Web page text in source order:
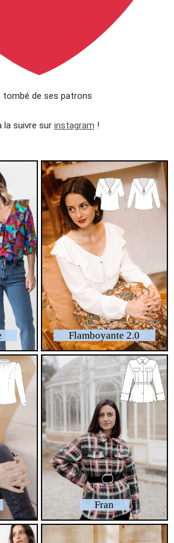
tombé de ses patrons
la suivre sur instagram !
Flamboyante 2.0
Fran